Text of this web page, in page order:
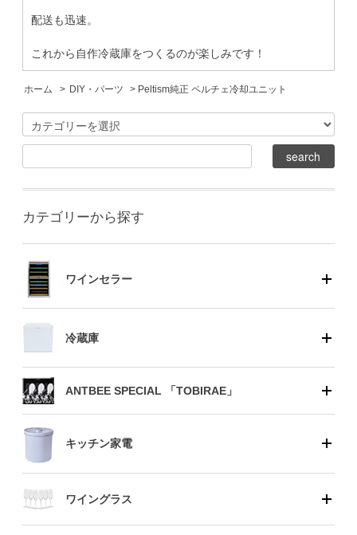
配送も迅速。
これから自作冷蔵庫をつくるのが楽しみです！
ホーム > DIY・パーツ > Peltism純正 ペルチェ冷却ユニット
カテゴリーから探す
ワインセラー
冷蔵庫
ANTBEE SPECIAL 「TOBIRAE」
キッチン家電
ワイングラス